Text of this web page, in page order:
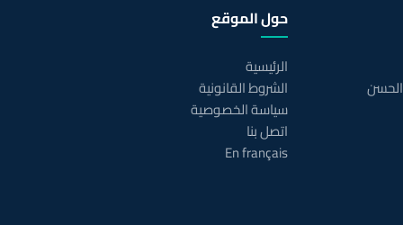
حول الموقع
الرئيسية
الشروط القانونية
سياسة الخصوصية
اتصل بنا
En français